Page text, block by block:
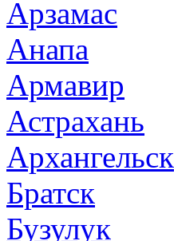
Арзамас
Анапа
Армавир
Астрахань
Архангельск
Братск
Бузулук